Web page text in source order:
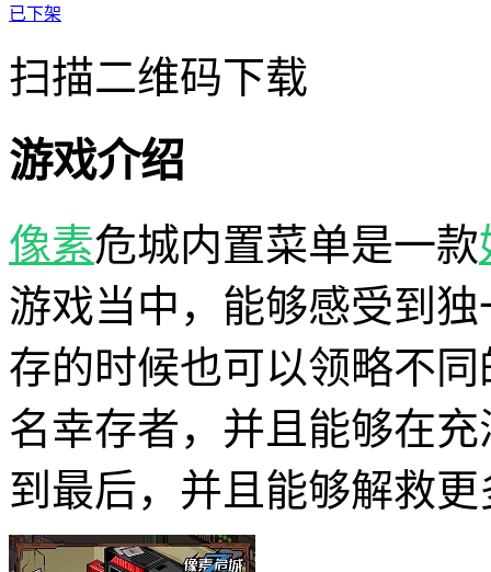
已下架
扫描二维码下载
游戏介绍
像素危城内置菜单是一款
游戏当中，能够感受到
存的时候也可以领略不
名幸存者，并且能够在
到最后，并且能够解救